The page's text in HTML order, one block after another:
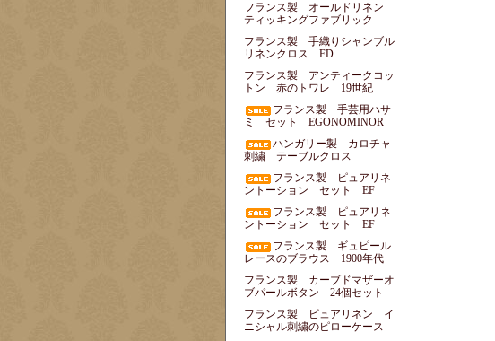
フランス製 オールドリネン
ティッキングファブリック
フランス製 手織りシャンブル
リネンクロス FD
フランス製 アンティークコッ
トン 赤のトワレ 19世紀
フランス製 手芸用ハサ
ミ セット EGONOMINOR
ハンガリー製 カロチャ
刺繍 テーブルクロス
フランス製 ピュアリネ
ントーション セット EF
フランス製 ピュアリネ
ントーション セット EF
フランス製 ギュピール
レースのブラウス 1900年代
フランス製 カーブドマザーオ
ブパールボタン 24個セット
フランス製 ピュアリネン イ
ニシャル刺繍のピローケース